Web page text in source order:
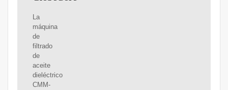
La
máquina
de
filtrado
de
aceite
dieléctrico
CMM-